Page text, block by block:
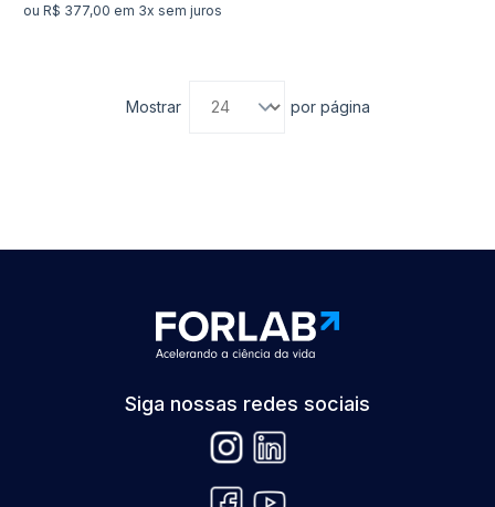
ou R$ 377,00 em 3x sem juros
Mostrar por página
Siga nossas redes sociais